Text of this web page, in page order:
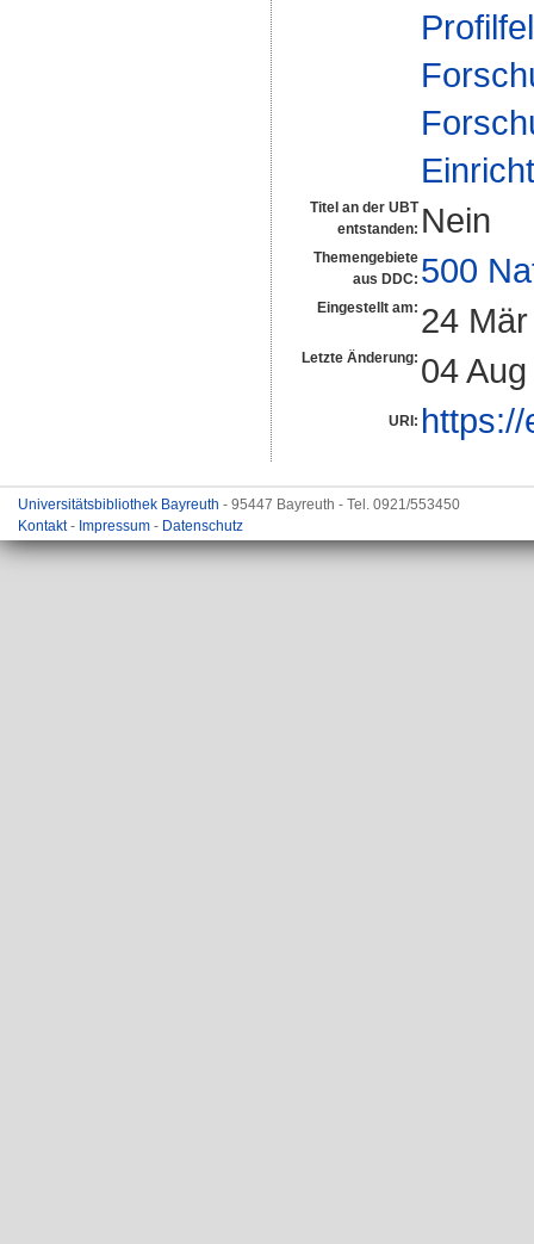
Titel an der UBT
entstanden: Nein
Themengebiete
aus DDC: 500
Eingestellt am: 24
Letzte Änderung: 04
URI:
Universitätsbibliothek Bayreuth - 95447 Bayreuth - Tel. 0921/553450
Kontakt- Impressum - Datenschutz